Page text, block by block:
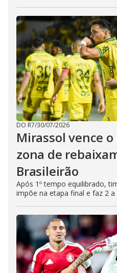
DO R7/30/07/2026
Mirassol vence o
zona de
Brasileirão
Após 1º tempo equilibrado,
impõe na etapa final e faz 2